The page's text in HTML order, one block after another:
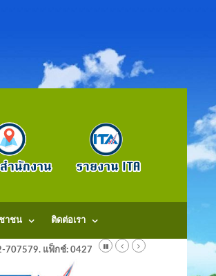
าชน ติดต่อเรา
แฟ็กช์: 042707579 E-Mail: